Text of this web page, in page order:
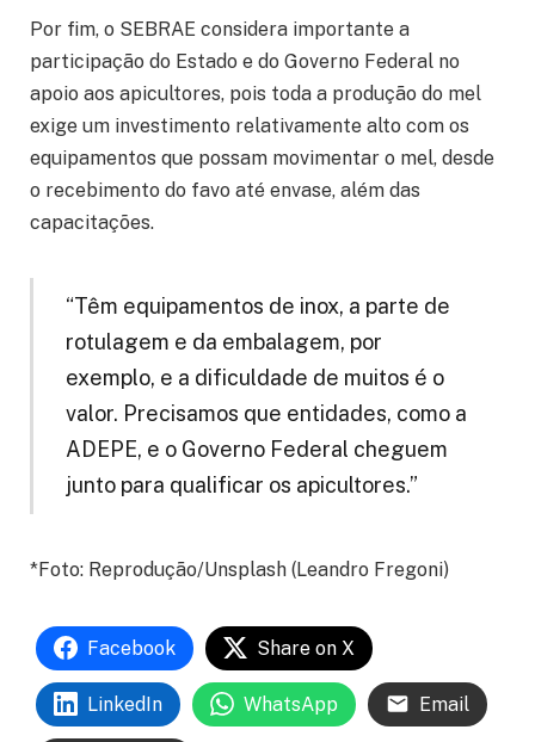
Por fim, o SEBRAE considera importante a
participação do Estado e do Governo Federal no
apoio aos apicultores, pois toda a produção do mel
exige um investimento relativamente alto com os
equipamentos que possam movimentar o mel, desde
o recebimento do favo até envase, além das
capacitações.
“Têm equipamentos de inox, a parte de
rotulagem e da embalagem, por
exemplo, e a dificuldade de muitos é o
valor. Precisamos que entidades, como a
ADEPE, e o Governo Federal cheguem
junto para qualificar os apicultores.”
*Foto: Reprodução/Unsplash (Leandro Fregoni)
Facebook Share on X
LinkedIn WhatsApp Email